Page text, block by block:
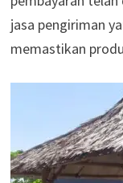
jasa pengiriman
memastikan